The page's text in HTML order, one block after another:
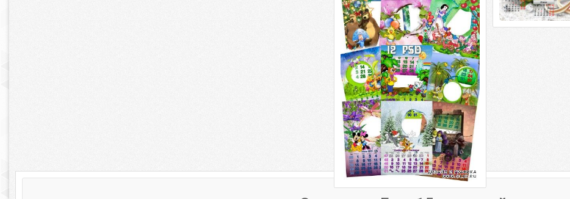
Детский календарь на 2013 год -
Любимые мультфильмы 12 PSD | 2480 x
3543 | 300 dpi | 431,25 Мб